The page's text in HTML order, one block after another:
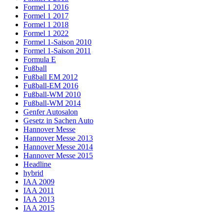
Formel 1 2016
Formel 1 2017
Formel 1 2018
Formel 1 2022
Formel 1-Saison 2010
Formel 1-Saison 2011
Formula E
Fußball
Fußball EM 2012
Fußball-EM 2016
Fußball-WM 2010
Fußball-WM 2014
Genfer Autosalon
Gesetz in Sachen Auto
Hannover Messe
Hannover Messe 2013
Hannover Messe 2014
Hannover Messe 2015
Headline
hybrid
IAA 2009
IAA 2011
IAA 2013
IAA 2015